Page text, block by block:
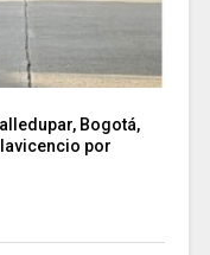
Bogotá,
por